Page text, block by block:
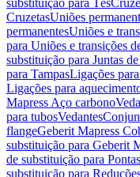
substituição para Tês
CruzetasUniões
permanentesUniões e
para Uniões e transições
substituição para Juntas
para TampasLigações
Ligações para
Mapress Aço carbono
para tubosVedantes
flangeGeberit Mapress
substituição para Geberit
de substituição para
substituição para